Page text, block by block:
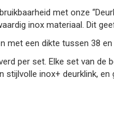
met onze
inox materiaal. Dit
met een dikte tussen 38
per set. Elke set van
inox+ deurklink,